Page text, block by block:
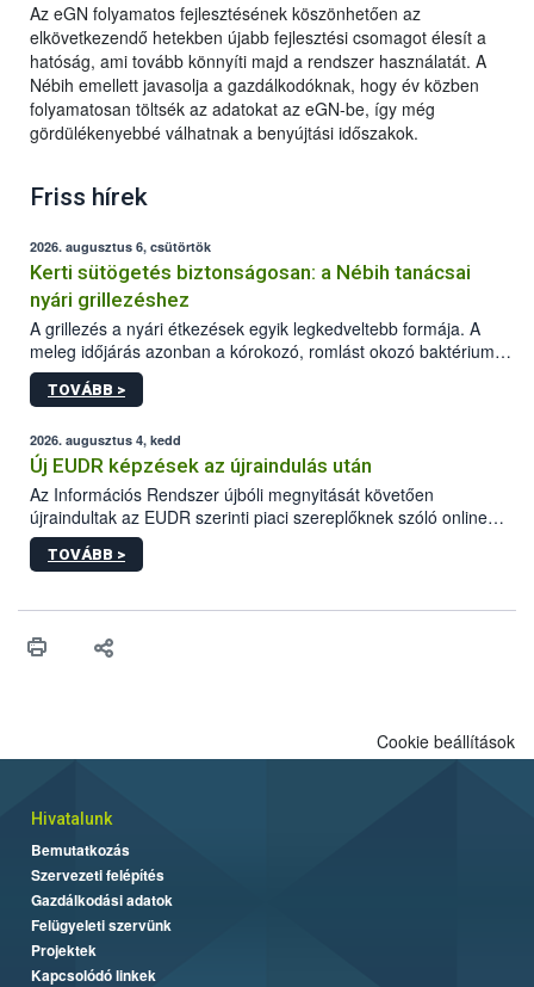
Az eGN folyamatos fejlesztésének köszönhetően az
elkövetkezendő hetekben újabb fejlesztési csomagot élesít a
hatóság, ami tovább könnyíti majd a rendszer használatát. A
Nébih emellett javasolja a gazdálkodóknak, hogy év közben
folyamatosan töltsék az adatokat az eGN-be, így még
gördülékenyebbé válhatnak a benyújtási időszakok.
Friss hírek
2026. augusztus 6, csütörtök
Kerti sütögetés biztonságosan: a Nébih tanácsai
nyári grillezéshez
A grillezés a nyári étkezések egyik legkedveltebb formája. A
meleg időjárás azonban a kórokozó, romlást okozó baktériumok
gyorsabb szaporodásának is kedvez. A szabadtéri sütögetés
ezért nem csupán a megfelelő sütési technikáról szól: legalább
higiéniai szabályok betartása, a megfelelő hőkezelés, valamint a
maradékok szakszerű tárolása. A Nemzeti Élelmiszerlánc-
biztonsági Hivatal (Nébih) Oktatási Programja összegyűjtötte a
biztonságos grillezés legfontosabb tudnivalóit.
TOVÁBB >
2026. augusztus 4, kedd
Új EUDR képzések az újraindulás után
Az Információs Rendszer újbóli megnyitását követően
újraindultak az EUDR szerinti piaci szereplőknek szóló online
képzések.
TOVÁBB >
Cookie beállítások
Hivatalunk
Bemutatkozás
Szervezeti felépítés
Gazdálkodási adatok
Felügyeleti szervünk
Projektek
Kapcsolódó linkek